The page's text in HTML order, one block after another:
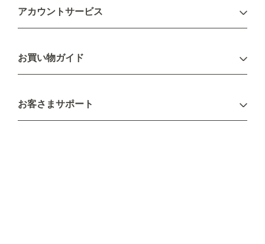
アカウントサービス
新規会員登録
お買い物ガイド
配送について
不良品・返品について
お客さまサポート